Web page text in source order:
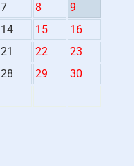
7 8
9
14 15
16
21 22
23
28 29
30